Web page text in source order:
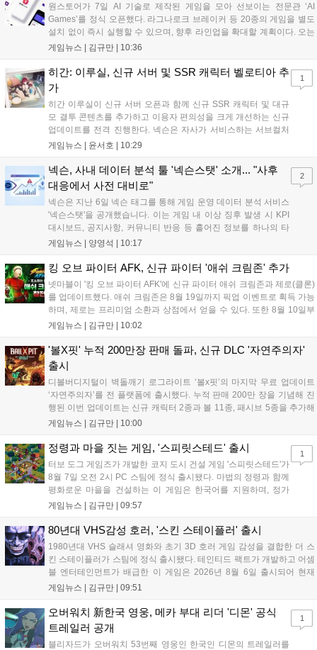
원스토어가 7일 AI 기술로 제작된 게임을 모아 선보이는 전문관 ‘AI
Games’를 정식 오픈했다. 라그나로크 브레이커 등 20종의 게임을 별도
설치 없이 즉시 실행할 수 있으며, 향후 라인업을 확대할 계획이다. 오는
11일부터는 게임 실행 시 할인 쿠폰을 지급하는 오픈 기념 이벤트도 진
있는 환경을 조성해 창작자와 이용자 모두에게 새로운 경험을 제공할 것
으로 기대된다....
게임뉴스 | 김규만 10:36
히간: 이루실, 신규 서버 및 SSR 캐릭터 벨로티아 추
가
히간 이루실이 신규 서버 오픈과 함께 신규 SSR 캐릭터 및 대규
모 결투 콘텐츠를 추가하고 이용자 편의성을 크게 개선하는 신규
업데이트를 전격 진행한다. 넥슨은 자사가 서비스하는 서브컬처
게임 히간 이루실에 신규 서버 'world3'을 개설하고 신규 캐릭터
이번 업데이트를 통해 어둠 속 서큐버스...
게임뉴스 | 윤서호 10:29
1
넥슨, 사내 데이터 분석 툴 '넥슨스탯' 소개... "사후
대응에서 사전 대비로"
넥슨은 지난 6일 넥슨 태그를 통해 게임 운영 데이터 분석 서비스
'넥슨스탯'을 공개했습니다. 이는 게임 내 이상 징후 발생 시 KPI
대시보드, 공지사항, 커뮤니티 반응 등 흩어진 정보를 하나의 타
임라인에 연결해 원인을 빠르게 파악하도록 돕는 관제 허브입니
중심의 운영 방식을 사전 대비 체계로 전환하며 데이터 기반의 효
율적인 의사결정을 지원하고 있습니다....
게임뉴스 | 양영석 10:17
2
킹 오브 파이터 AFK, 신규 파이터 '애쉬 크림존' 추가
넷마블이 '킹 오브 파이터 AFK'에 신규 파이터 애쉬 크림존과 제로(클론)
를 업데이트했다. 애쉬 크림존은 8월 19일까지 픽업 이벤트로 획득 가능
하며, 제로는 프리미엄 소환과 상점에서 얻을 수 있다. 또한 8월 10일부
터 14일까지 럭키 엘피 이벤트로 론을, 13일부터 26일까지 트로피칼 아
로 전략적 전투의 재미가 더욱 강화될 것으로 기대된다....
게임뉴스 | 김규만 10:02
'볼X핏' 누적 200만장 판매 돌파, 신규 DLC '자연주의자'
출시
디볼버디지털이 벽돌깨기 로그라이트 ‘볼x핏’의 마지막 무료 업데이트
‘자연주의자’를 전 플랫폼에 출시했다. 누적 판매 200만 장을 기념해 진
행된 이번 업데이트는 신규 캐릭터 2종과 볼 11종, 패시브 5종을 추가해
전략적 재미를 높였다. 게임은 PC와 콘솔, 모바일에서 한글판으로 즐길
라고 밝혀 향후 행보에 기대감을 모으고 있다. 상세 정보는 공식 홈페이
지에서 확인 가능하다....
게임뉴스 | 김규만 10:00
정령과 마을 짓는 게임, '스피릿스테드' 출시
터보 도그 게임즈가 개발한 코지 도시 건설 게임 '스피릿스테드'가
8월 7일 오전 2시 PC 스팀에 정식 출시됐다. 마법의 정령과 함께
평화로운 마을을 건설하는 이 게임은 한국어를 지원하며, 정가
10,700원에서 10% 할인된 9,630원에 판매된다. 플레이어는 어
고 정령을 활용해 공동체를 성장시킬 수 있다. 따뜻한 손그림 그
래픽이 특징이며, 부담 없이 즐길 수 있는 힐링 게임으로 기대를
모으고 있다....
게임뉴스 | 김규만 09:57
1
80년대 VHS감성 호러, '스킨 스테이플러' 출시
1980년대 VHS 슬래셔 영화와 초기 3D 호러 게임 감성을 결합한 더 스
킨 스테이플러가 스팀에 정식 출시됐다. 테인티드 팩트가 개발하고 어셈
블 엔터테인먼트가 배급한 이 게임은 2026년 8월 6일 출시되어 현재
15,000원에 판매 중이다. 캐리언 시티를 배경으로 연쇄살인 사건을 추적
통해 밀도 높은 공포를 선사한다....
게임뉴스 | 김규만 09:51
오버워치 新한국 영웅, 메카 부대 리더 '디몬' 공식
트레일러 공개
블리자드가 오버워치 53번째 영웅인 한국인 디몬의 트레일러를
1